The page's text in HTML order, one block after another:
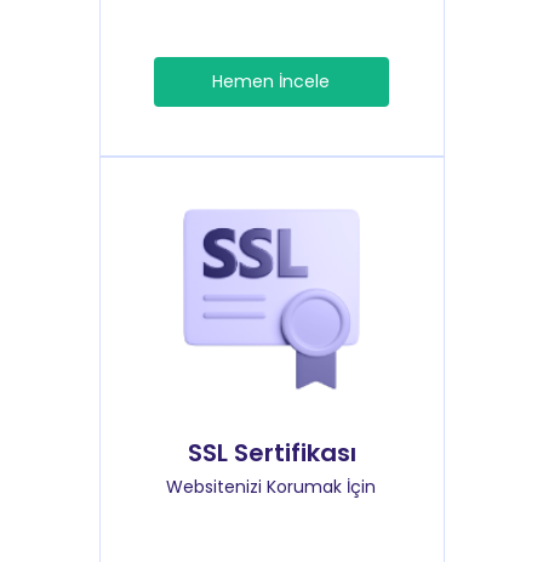
Hemen İncele
SSL Sertifikası
Websitenizi Korumak İçin